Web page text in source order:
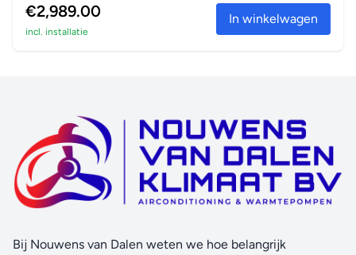
€2,989.00
incl. installatie
In winkelwagen
Bij Nouwens van Dalen weten we hoe belangrijk